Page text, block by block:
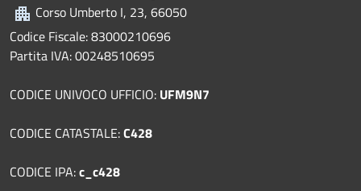
Corso Umberto I, 23, 66050
Codice Fiscale: 83000210696
Partita IVA: 00248510695
CODICE UNIVOCO UFFICIO: UFM9N7
CODICE CATASTALE:C428
CODICE IPA:c_c428